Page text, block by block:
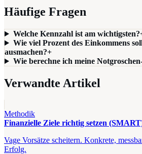
Häufige Fragen
Welche Kennzahl ist am wichtigsten?
Wie viel Prozent des Einkommens
ausmachen?+
Wie berechne ich meine
Verwandte Artikel
Methodik
Finanzielle Ziele richtig setzen
Vage Vorsätze scheitern. Konkrete,
Erfolg.